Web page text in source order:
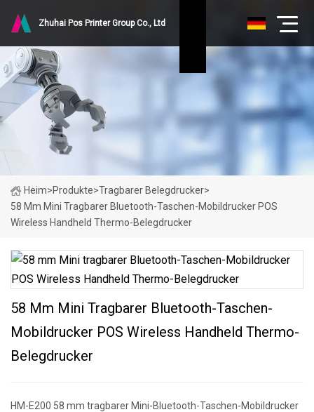
Zhuhai Pos Printer Group Co., Ltd
Heim>Produkte>Tragbarer Belegdrucker>
58 Mm Mini Tragbarer Bluetooth-Taschen-Mobildrucker POS
Wireless Handheld Thermo-Belegdrucker
58 Mm Mini Tragbarer Bluetooth-Taschen-
Mobildrucker POS Wireless Handheld Thermo-
Belegdrucker
HM-E200 58 mm tragbarer Mini-Bluetooth-Taschen-Mobildrucker